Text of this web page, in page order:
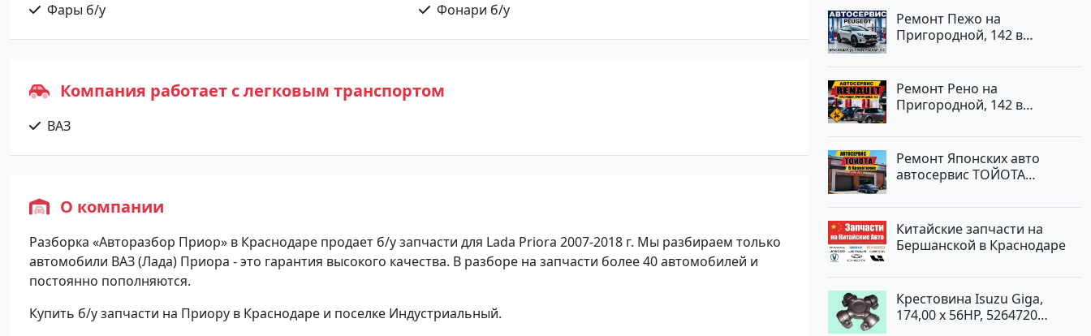
Фары б/у
Фонари б/у
Компания работает с легковым транспортом
ВАЗ
О компании
Разборка «Авторазбор Приор» в Краснодаре продает б/у запчасти для Lada Priora 2007-2018 г. Мы разбираем только
автомобили ВАЗ (Лада) Приора - это гарантия высокого качества. В разборе на запчасти более 40 автомобилей и
постоянно пополняются.
Купить б/у запчасти на Приору в Краснодаре и поселке Индустриальный.
Ремонт Пежо на
Пригородной, 142 в
Ремонт Рено на
Пригородной, 142 в
Ремонт Японских авто
автосервис ТОЙОТА
Китайские запчасти на
Бершанской в Краснодаре
Крестовина Isuzu Giga,
174,00 x 56HP, 5264720